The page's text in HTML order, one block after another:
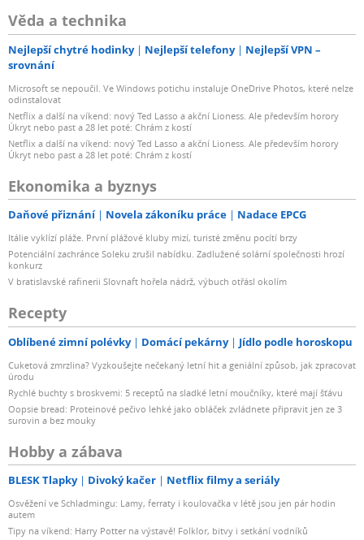
Věda a technika
Nejlepší chytré hodinky Nejlepší telefony
Nejlepší VPN –
srovnání
Microsoft se nepoučil. Ve Windows potichu instaluje OneDrive Photos, které nelze
odinstalovat
Netflix a další na víkend: nový Ted Lasso a akční Lioness. Ale především horory
Úkryt nebo past a 28 let poté: Chrám z kostí
Netflix a další na víkend: nový Ted Lasso a akční Lioness. Ale především horory
Úkryt nebo past a 28 let poté: Chrám z kostí
Ekonomika a byznys
Daňové přiznání Novela zákoníku práce Nadace EPCG
Itálie vyklízí pláže. První plážové kluby mizí, turisté změnu pocítí brzy
Potenciální zachránce Soleku zrušil nabídku. Zadlužené solární společnosti hrozí
konkurz
V bratislavské rafinerii Slovnaft hořela nádrž, výbuch otřásl okolím
Recepty
Oblíbené zimní polévky Domácí pekárny Jídlo podle horoskopu
Cuketová zmrzlina? Vyzkoušejte nečekaný letní hit a geniální způsob, jak zpracovat
úrodu
Rychlé buchty s broskvemi: 5 receptů na sladké letní moučníky, které mají šťávu
Oopsie bread: Proteinové pečivo lehké jako obláček zvládnete připravit jen ze 3
surovin a bez mouky
Hobby a zábava
BLESK Tlapky Divoký kačer Netflix filmy a seriály
Osvěžení ve Schladmingu: Lamy, ferraty i koulovačka v létě jsou jen pár hodin
autem
Tipy na víkend: Harry Potter na výstavě! Folklor, bitvy i setkání vodníků